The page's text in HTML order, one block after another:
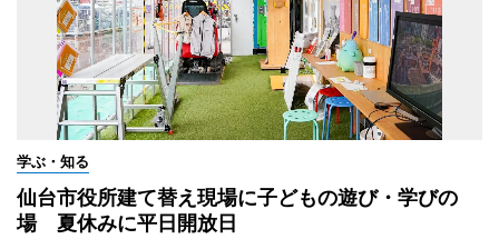
学ぶ・知る
仙台市役所建て替え現場に子どもの遊び・学びの
場 夏休みに平日開放日